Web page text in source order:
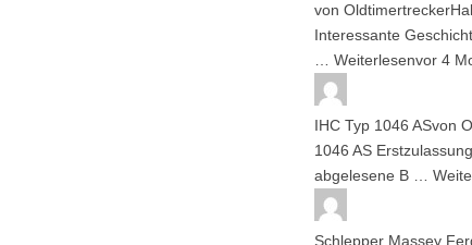
von Oldtimertrecker
Interessante
Weiterlesenvor 4
IHC Typ 1046 ASvon
1046 AS
abgelesene B …
Schlepper Massey